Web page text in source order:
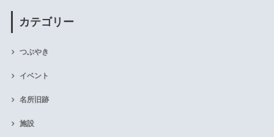
カテゴリー
つぶやき
イベント
名所旧跡
施設